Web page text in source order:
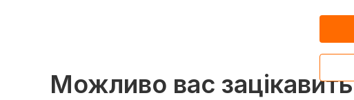
Можливо вас зацікавить